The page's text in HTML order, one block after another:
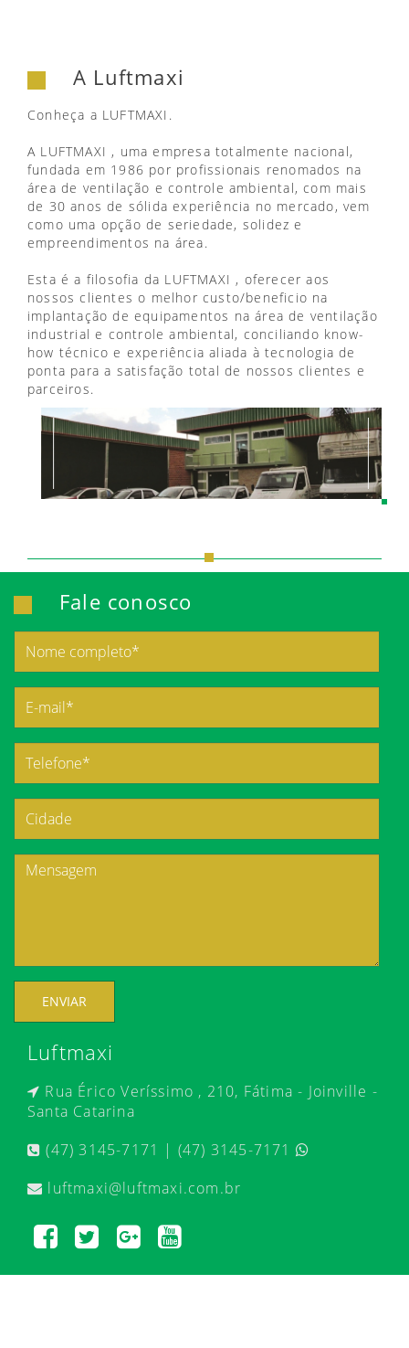
A Luftmaxi
Conheça a LUFTMAXI.
A LUFTMAXI , uma empresa totalmente nacional,
fundada em 1986 por profissionais renomados na
área de ventilação e controle ambiental, com mais
de 30 anos de sólida experiência no mercado, vem
como uma opção de seriedade, solidez e
empreendimentos na área.
Esta é a filosofia da LUFTMAXI , oferecer aos
nossos clientes o melhor custo/beneficio na
implantação de equipamentos na área de ventilação
industrial e controle ambiental, conciliando know-
how técnico e experiência aliada à tecnologia de
ponta para a satisfação total de nossos clientes e
parceiros.
Fale conosco
ENVIAR
Luftmaxi
Rua Érico Veríssimo , 210, Fátima - Joinville -
Santa Catarina
(47) 3145-7171 | (47) 3145-7171
luftmaxi@luftmaxi.com.br